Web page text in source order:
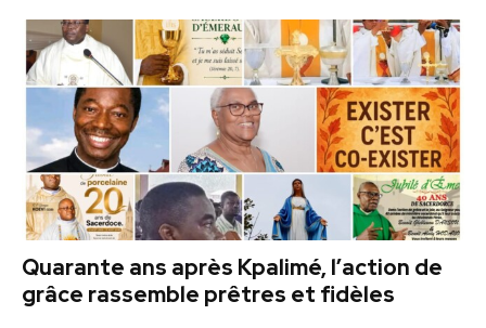
Quarante ans après Kpalimé, l’action de
grâce rassemble prêtres et fidèles